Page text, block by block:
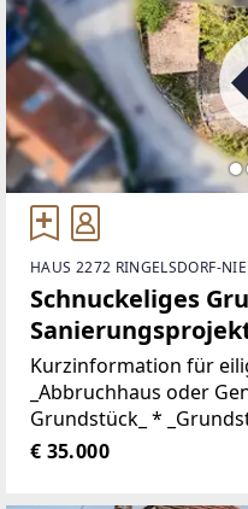
HAUS 2272 RINGELSDORF-
Schnuckeliges
Kurzinformation für
_Abbruchhaus oder
Grundstück_ * _Grundstücksfläche ca. 111 m² (lt.
Grundbuch)_ * _Absolute Ruhelage_ * _kein Bauakt
€ 35.000